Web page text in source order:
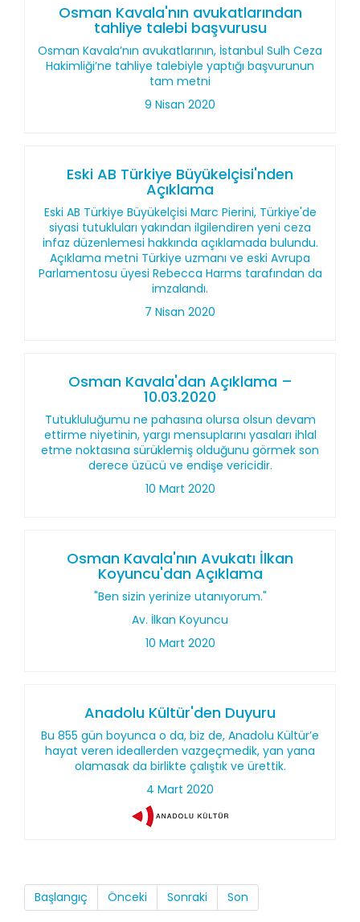
Osman Kavala'nın avukatlarından
tahliye talebi başvurusu
Osman Kavala’nın avukatlarının, İstanbul Sulh Ceza
Hakimliği’ne tahliye talebiyle yaptığı başvurunun
tam metni
9 Nisan 2020
Eski AB Türkiye Büyükelçisi'nden
Açıklama
Eski AB Türkiye Büyükelçisi Marc Pierini, Türkiye'de
siyasi tutukluları yakından ilgilendiren yeni ceza
infaz düzenlemesi hakkında açıklamada bulundu.
Açıklama metni Türkiye uzmanı ve eski Avrupa
Parlamentosu üyesi Rebecca Harms tarafından da
imzalandı.
7 Nisan 2020
Osman Kavala'dan Açıklama –
10.03.2020
Tutukluluğumu ne pahasına olursa olsun devam
ettirme niyetinin, yargı mensuplarını yasaları ihlal
etme noktasına sürüklemiş olduğunu görmek son
derece üzücü ve endişe vericidir.
10 Mart 2020
Osman Kavala'nın Avukatı İlkan
Koyuncu'dan Açıklama
"Ben sizin yerinize utanıyorum."
Av. İlkan Koyuncu
10 Mart 2020
Anadolu Kültür'den Duyuru
Bu 855 gün boyunca o da, biz de, Anadolu Kültür’e
hayat veren ideallerden vazgeçmedik, yan yana
olamasak da birlikte çalıştık ve ürettik.
4 Mart 2020
Başlangıç Önceki Sonraki Son